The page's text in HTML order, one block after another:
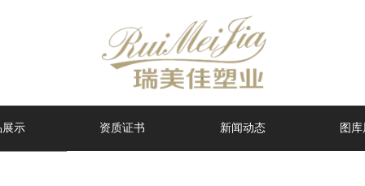
展示 资质证书 新闻动态 图